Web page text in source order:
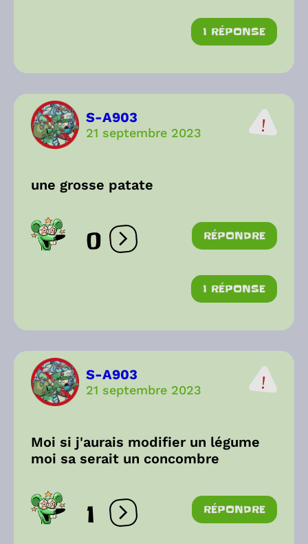
1 RÉPONSE
S-A903
21 septembre 2023
une grosse patate
0 Ouvrir les réactions
RÉPONDRE
1 RÉPONSE
S-A903
21 septembre 2023
Moi si j'aurais modifier un légume
moi sa serait un concombre
1 Ouvrir les réactions
RÉPONDRE